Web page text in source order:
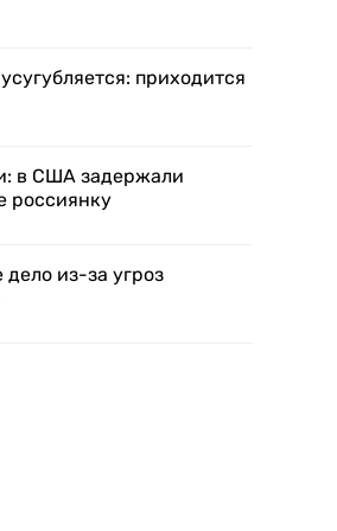
приходится
в США задержали
россиянку
из-за угроз